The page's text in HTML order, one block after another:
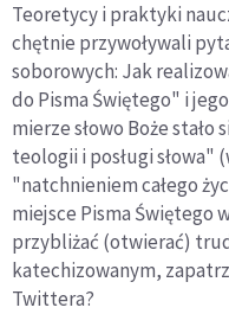
Teoretycy i praktyki
chętnie przywoływali
soborowych: Jak
do Pisma Świętego" i
mierze słowo Boże stało
teologii i posługi słowa"
"natchnieniem całego
miejsce Pisma Świętego
przybliżać (otwierać)
katechizowanym,
Twittera?